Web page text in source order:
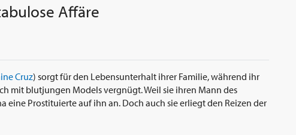
Affäre
Cruz) sorgt für den Lebensunterhalt ihrer Familie, während ihr
mit blutjungen Models vergnügt. Weil sie ihren Mann des
eine Prostituierte auf ihn an. Doch auch sie erliegt den Reizen der